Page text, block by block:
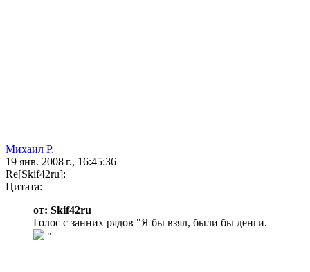
Михаил Р.
19 янв. 2008 г., 16:45:36
Re[Skif42ru]:
Цитата:
от: Skif42ru
Голос с занних рядов "Я бы взял, были бы денги.
"